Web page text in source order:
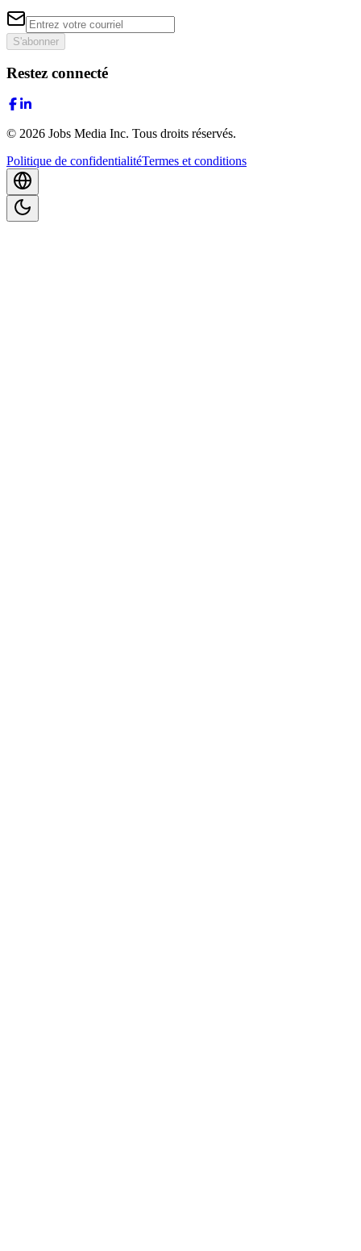
S'abonner
Restez connecté
© 2026 Jobs Media Inc. Tous droits réservés.
Politique de confidentialitéTermes et conditions